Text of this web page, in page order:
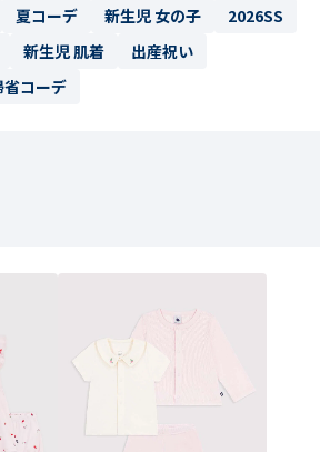
夏コーデ 新生児 女の子
2026SS
新生児 肌着
出産祝い
省コーデ